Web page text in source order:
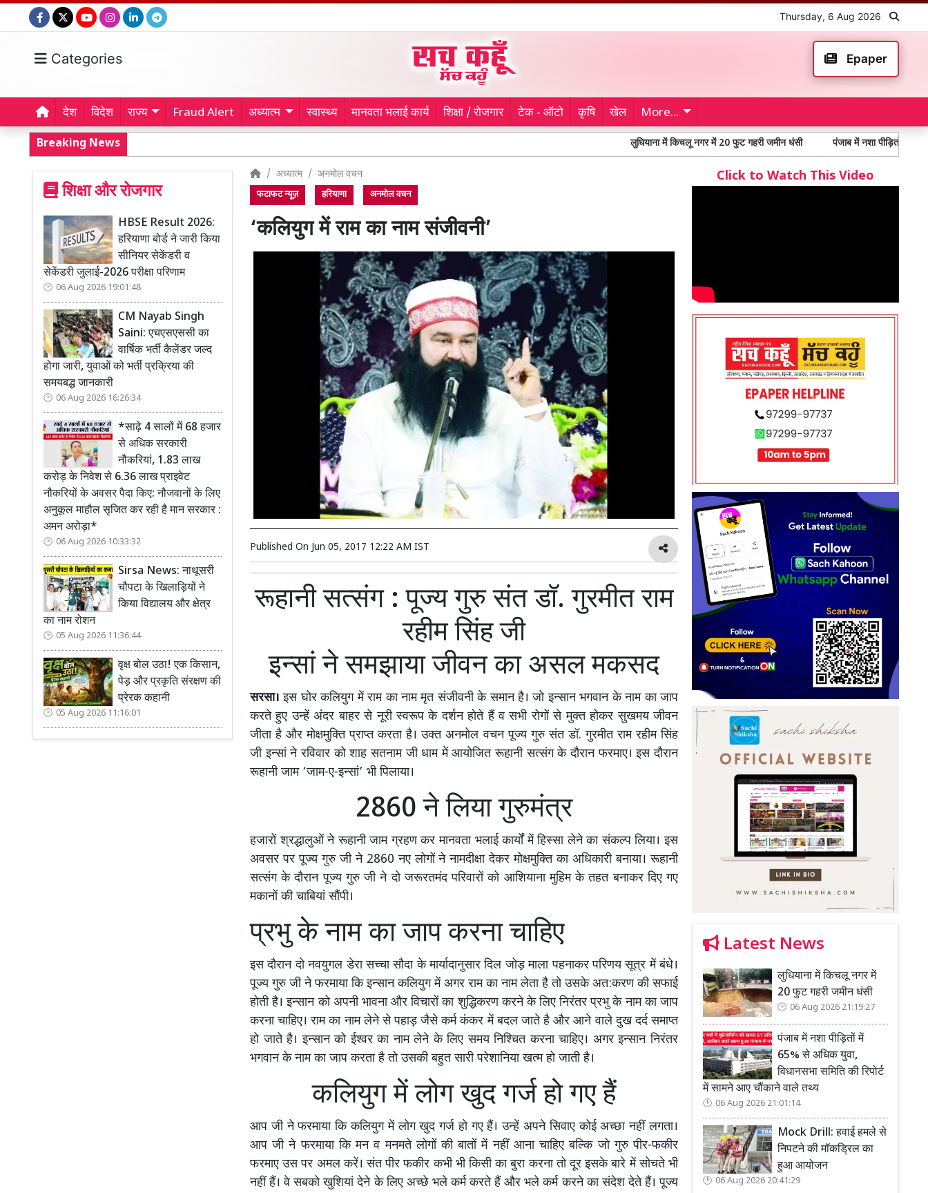
Thursday, 6 Aug 2026
Categories Epaper
देश विदेश राज्य Fraud Alert अध्यात्म स्वास्थ्य मानवता भलाई कार्य शिक्षा / रोजगार टेक - ऑटो कृषि खेल More...
Breaking News लुधियाना में किचलू नगर में 20 फुट गहरी जमीन धंसी पंजाब में नशा पीड़ितों में 65% से अधिक
शिक्षा और रोजगार
HBSE Result 2026:
हरियाणा बोर्ड ने जारी किया
सीनियर सेकेंडरी व
सेकेंडरी जुलाई-2026 परीक्षा परिणाम
06 Aug 2026 19:01:48
CM Nayab Singh
Saini: एचएसएससी का
वार्षिक भर्ती कैलेंडर जल्द
होगा जारी, युवाओं को भर्ती प्रक्रिया की
समयबद्ध जानकारी
06 Aug 2026 16:26:34
*साढ़े 4 सालों में 68 हजार
से अधिक सरकारी
नौकरियां, 1.83 लाख
करोड़ के निवेश से 6.36 लाख प्राइवेट
नौकरियों के अवसर पैदा किए: नौजवानों के लिए
अनुकूल माहौल सृजित कर रही है मान सरकार :
अमन अरोड़ा*
06 Aug 2026 10:33:32
Sirsa News: नाथूसरी
चौपटा के खिलाड़ियों ने
किया विद्यालय और क्षेत्र
का नाम रोशन
05 Aug 2026 11:36:44
वृक्ष बोल उठा! एक किसान,
पेड़ और प्रकृति संरक्षण की
प्रेरक कहानी
05 Aug 2026 11:16:01
अध्यात्म अनमोल वचन
फटाफट न्यूज़ हरियाणा अनमोल वचन
‘कलियुग में राम का नाम संजीवनी’
Published On Jun 05, 2017 12:22 AM IST
रूहानी सत्संग : पूज्य गुरु संत डॉ. गुरमीत राम
रहीम सिंह जी
इन्सां ने समझाया जीवन का असल मकसद
सरसा। इस घोर कलियुग में राम का नाम मृत संजीवनी के समान है। जो इन्सान भगवान के नाम का जाप
करते हुए उन्हें अंदर बाहर से नूरी स्वरूप के दर्शन होते हैं व सभी रोगों से मुक्त होकर सुखमय जीवन
जीता है और मोक्षमुक्ति प्राप्त करता है। उक्त अनमोल वचन पूज्य गुरु संत डॉ. गुरमीत राम रहीम सिंह
जी इन्सां ने रविवार को शाह सतनाम जी धाम में आयोजित रूहानी सत्संग के दौरान फरमाए। इस दौरान
रूहानी जाम ‘जाम-ए-इन्सां’ भी पिलाया।
2860 ने लिया गुरुमंत्र
हजारों श्रद्धालुओं ने रूहानी जाम ग्रहण कर मानवता भलाई कार्यों में हिस्सा लेने का संकल्प लिया। इस
अवसर पर पूज्य गुरु जी ने 2860 नए लोगों ने नामदीक्षा देकर मोक्षमुक्ति का अधिकारी बनाया। रूहानी
सत्संग के दौरान पूज्य गुरु जी ने दो जरूरतमंद परिवारों को आशियाना मुहिम के तहत बनाकर दिए गए
मकानों की चाबियां सौंपी।
प्रभु के नाम का जाप करना चाहिए
इस दौरान दो नवयुगल डेरा सच्चा सौदा के मार्यादानुसार दिल जोड़ माला पहनाकर परिणय सूत्र में बंधे।
पूज्य गुरु जी ने फरमाया कि इन्सान कलियुग में अगर राम का नाम लेता है तो उसके अत:करण की सफाई
होती है। इन्सान को अपनी भावना और विचारों का शुद्धिकरण करने के लिए निरंतर प्रभु के नाम का जाप
करना चाहिए। राम का नाम लेने से पहाड़ जैसे कर्म कंकर में बदल जाते है और आने वाले दुख दर्द समाप्त
हो जाते है। इन्सान को ईश्वर का नाम लेने के लिए समय निश्चित करना चाहिए। अगर इन्सान निरंतर
भगवान के नाम का जाप करता है तो उसकी बहुत सारी परेशानिया खत्म हो जाती है।
कलियुग में लोग खुद गर्ज हो गए हैं
आप जी ने फरमाया कि कलियुग में लोग खुद गर्ज हो गए हैं। उन्हें अपने सिवाए कोई अच्छा नहीं लगता।
आप जी ने फरमाया कि मन व मनमते लोगों की बातों में नहीं आना चाहिए बल्कि जो गुरु पीर-फकीर
फरमाए उस पर अमल करें। संत पीर फकीर कभी भी किसी का बुरा करना तो दूर इसके बारे में सोचते भी
नहीं हैं। वे सबको खुशियां देने के लिए अच्छे भले कर्म करते हैं और भले कर्म करने का संदेश देते हैं। पूज्य
Click to Watch This Video
Latest News
लुधियाना में किचलू नगर में
20 फुट गहरी जमीन धंसी
06 Aug 2026 21:19:27
पंजाब में नशा पीड़ितों में
65% से अधिक युवा,
विधानसभा समिति की रिपोर्ट
में सामने आए चौंकाने वाले तथ्य
06 Aug 2026 21:01:14
Mock Drill: हवाई हमले से
निपटने की मॉकड्रिल का
हुआ आयोजन
06 Aug 2026 20:41:29